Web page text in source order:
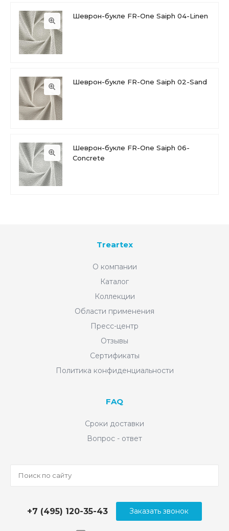
Шеврон-букле FR-One Saiph 04-Linen
Шеврон-букле FR-One Saiph 02-Sand
Шеврон-букле FR-One Saiph 06-
Concrete
Treartex
О компании
Каталог
Коллекции
Области применения
Пресс-центр
Отзывы
Сертификаты
Политика конфиденциальности
FAQ
Сроки доставки
Вопрос - ответ
+7 (495) 120-35-43 Заказать звонок